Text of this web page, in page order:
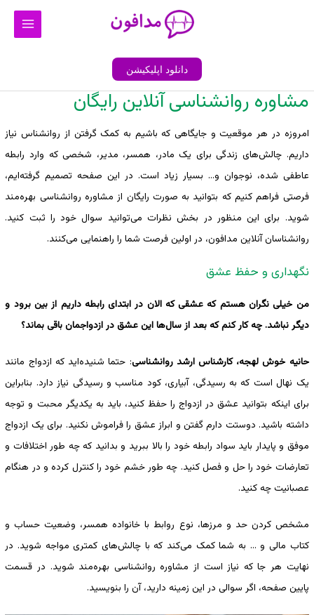
Main
دانلود اپلیکیشن
مشاوره روانشناسی آنلاین رایگان
امروزه در هر موقعیت و جایگاهی که باشیم به کمک گرفتن از روانشناس نیاز
داریم. چالش‌های زندگی برای یک مادر، همسر، مدیر، شخصی که وارد رابطه
عاطفی شده، نوجوان و… بسیار زیاد است. در این صفحه تصمیم گرفته‌ایم،
فرصتی فراهم کنیم که بتوانید به صورت رایگان از مشاوره روانشناسی بهره‌مند
شوید. برای این منظور در بخش نظرات می‌توانید سوال خود را ثبت کنید.
روانشناسان آنلاین مدافون، در اولین فرصت شما را راهنمایی می‌کنند.
نگهداری و حفظ عشق
من خیلی نگران هستم که عشقی که الان در ابتدای رابطه داریم از بین برود و
دیگر نباشد. چه کار کنم که بعد از سال‌ها این عشق در ازدواجمان باقی بماند؟
حانیه خوش لهجه، کارشناس ارشد روانشناسی: حتما شنیده‌اید که ازدواج مانند
یک نهال است که به رسیدگی، آبیاری، کود مناسب و رسیدگی نیاز دارد. بنابراین
برای اینکه بتوانید عشق در ازدواج را حفظ کنید، باید به یکدیگر محبت و توجه
داشته باشید. دوستت دارم گفتن و ابراز عشق را فراموش نکنید. برای یک ازدواج
موفق و پایدار باید سواد رابطه خود را بالا ببرید و بدانید که چه طور اختلافات و
تعارضات خود را حل و فصل کنید. چه طور خشم خود را کنترل کرده و در هنگام
عصبانیت چه کنید.
مشخص کردن حد و مرزها، نوع روابط با خانواده همسر، وضعیت حساب و
کتاب مالی و … به شما کمک می‌کند که با چالش‌های کمتری مواجه شوید. در
نهایت هر جا که نیاز است از مشاوره روانشناسی بهره‌مند شوید. در قسمت
پایین صفحه، اگر سوالی در این زمینه دارید، آن را بنویسید.